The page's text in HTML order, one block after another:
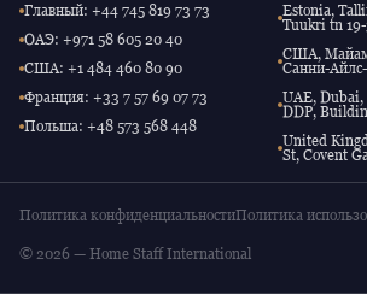
Главный: +44 745 819 73 73
ОАЭ: +971 58 605 20 40
США: +1 484 460 80 90
Франция: +33 7 57 69 07 73
Польша: +48 573 568 448
Estonia,
Tuukri tn 19-
США,
Санни-
UAE, Dubai,
DDP,
United
St, Covent
Политика конфиденциальностиПолитика
© 2026 — Home Staff International